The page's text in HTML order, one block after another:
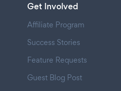
Get Involved
Affiliate Program
Success Stories
Feature Requests
Guest Blog Post